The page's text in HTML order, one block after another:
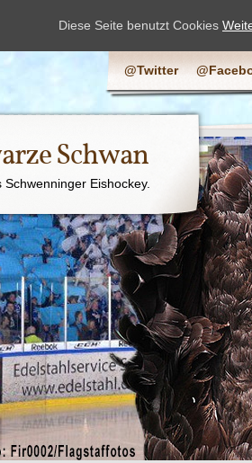
@Twitter
Schwan
Eishockey.
Diese Seite benutzt Cookies